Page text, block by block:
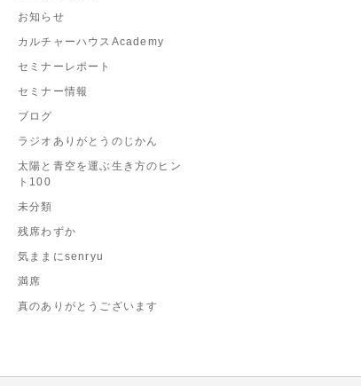
お知らせ
カルチャーハウスAcademy
セミナーレポート
セミナー情報
ブログ
ラジオありがとうのじかん
太陽と青空を運ぶ生き方のヒン
ト100
未分類
残席わずか
気ままにsenryu
満席
真のありがとうございます